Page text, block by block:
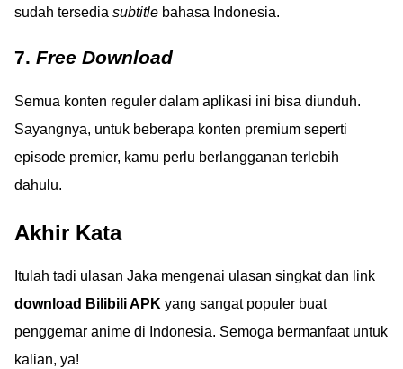
sudah tersedia subtitle bahasa Indonesia.
7. Free Download
Semua konten reguler dalam aplikasi ini bisa diunduh.
Sayangnya, untuk beberapa konten premium seperti
episode premier, kamu perlu berlangganan terlebih
dahulu.
Akhir Kata
Itulah tadi ulasan Jaka mengenai ulasan singkat dan link
download Bilibili APK yang sangat populer buat
penggemar anime di Indonesia. Semoga bermanfaat untuk
kalian, ya!